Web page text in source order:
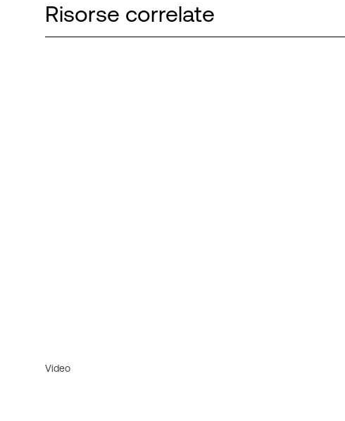
Risorse correlate
Video